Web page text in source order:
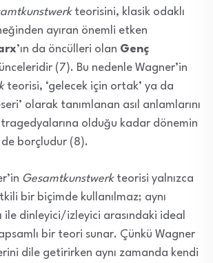
teorisini, klasik odaklı
ayıran önemli etken
’ın da öncülleri olan Genç
(7). Bu nedenle Wagner’in
teorisi, ‘gelecek için ortak’ ya da
olarak tanımlanan asıl anlamlarını
olduğu kadar dönemin
borçludur (8).
Gesamtkunstwerkteorisi yalnızca
bir biçimde kullanılmaz; aynı
ile dinleyici/izleyici arasındaki ideal
bir teori sunar. Çünkü Wagner
dile getirirken aynı zamanda kendi